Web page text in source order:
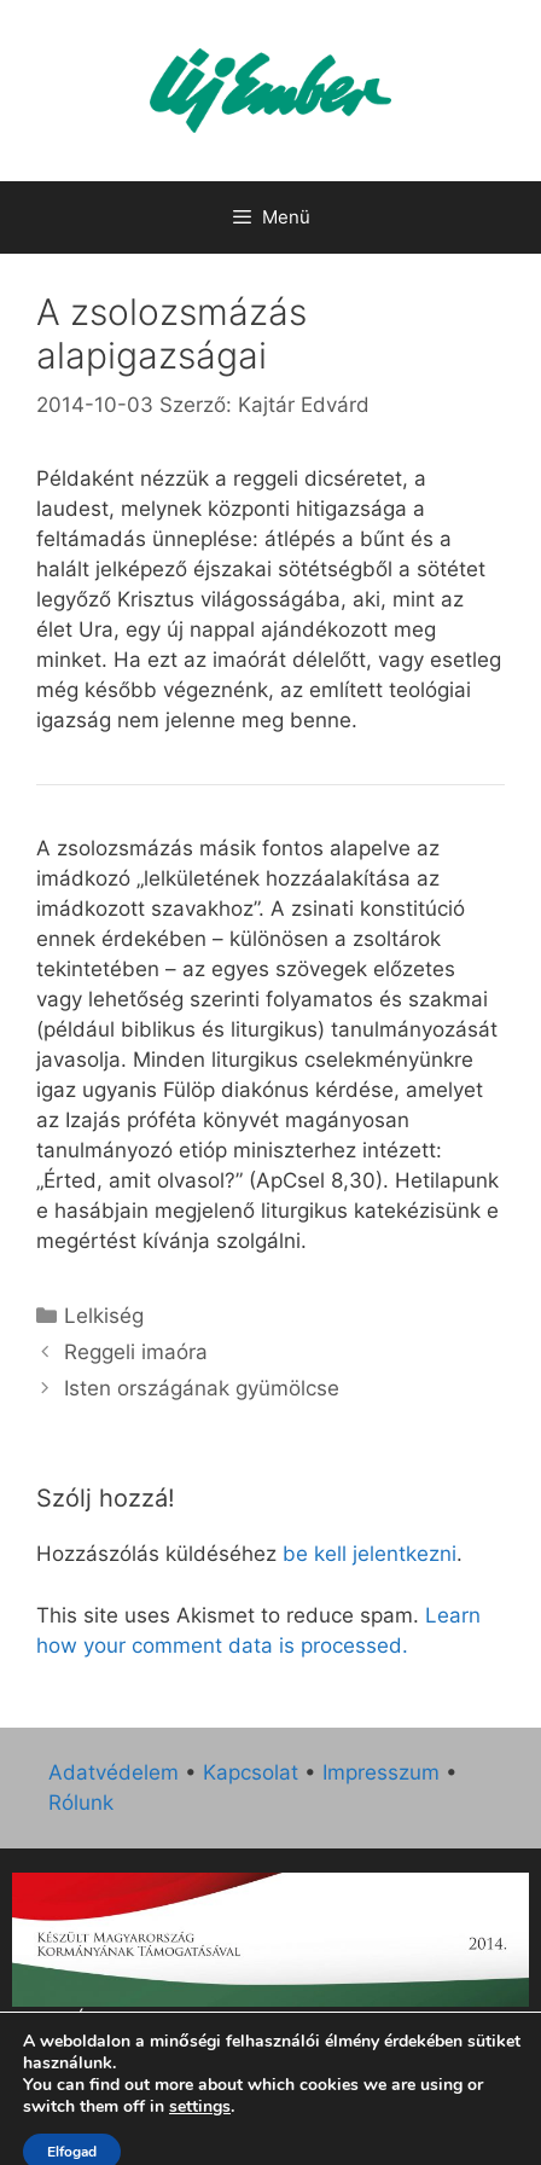
Menü
A zsolozsmázás
alapigazságai
2014-10-03 Szerző: Kajtár Edvárd
Példaként nézzük a reggeli dicséretet, a
laudest, melynek központi hitigazsága a
feltámadás ünneplése: átlépés a bűnt és a
halált jelképező éjszakai sötétségből a sötétet
legyőző Krisztus világosságába, aki, mint az
élet Ura, egy új nappal ajándékozott meg
minket. Ha ezt az imaórát délelőtt, vagy esetleg
még később végeznénk, az említett teológiai
igazság nem jelenne meg benne.
A zsolozsmázás másik fontos alapelve az
imádkozó „lelkületének hozzáalakítása az
imádkozott szavakhoz”. A zsinati konstitúció
ennek érdekében – különösen a zsoltárok
tekintetében – az egyes szövegek előzetes
vagy lehetőség szerinti folyamatos és szakmai
(például biblikus és liturgikus) tanulmányozását
javasolja. Minden liturgikus cselekményünkre
igaz ugyanis Fülöp diakónus kérdése, amelyet
az Izajás próféta könyvét magányosan
tanulmányozó etióp miniszterhez intézett:
„Érted, amit olvasol?” (ApCsel 8,30). Hetilapunk
e hasábjain megjelenő liturgikus katekézisünk e
megértést kívánja szolgálni.
Kategória
Lelkiség
Reggeli imaóra
Isten országának gyümölcse
Szólj hozzá!
Hozzászólás küldéséhez be kell jelentkezni.
This site uses Akismet to reduce spam. Learn
how your comment data is processed.
Adatvédelem • Kapcsolat • Impresszum •
Rólunk
„Az Új Ember katolikus hetilap 2014. évi működésének
támogatását az EGYH-KCP-14-P-0121 sz. támogatási
szerződés keretében 3 000 000 Ft összegben támogatta az
Emberi Erőforrások Minisztériuma.”
© 2026 Magyar Kurír - Új Ember
A weboldalon a minőségi felhasználói élmény érdekében sütiket
használunk.
You can find out more about which cookies we are using or
switch them off in settings.
Elfogad